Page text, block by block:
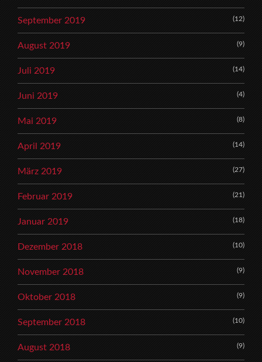
September 2019 (12)
August 2019 (9)
Juli 2019 (14)
Juni 2019 (4)
Mai 2019 (8)
April 2019 (14)
März 2019 (27)
Februar 2019 (21)
Januar 2019 (18)
Dezember 2018 (10)
November 2018 (9)
Oktober 2018 (9)
September 2018 (10)
August 2018 (9)